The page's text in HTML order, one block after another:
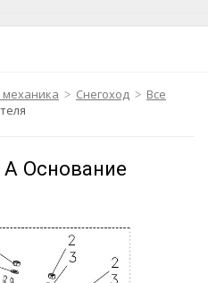
механика Снегоход
Все
А Основание